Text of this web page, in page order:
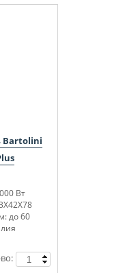
Bartolini
Вт
до 60